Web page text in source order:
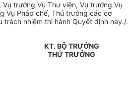
Vụ trưởng Vụ Thư viện, Vụ trưởng Vụ
Vụ Pháp chế, Thủ trưởng các cơ
trách nhiệm thi hành Quyết định này./.
KT. BỘ TRƯỞNG
THỨ TRƯỞNG